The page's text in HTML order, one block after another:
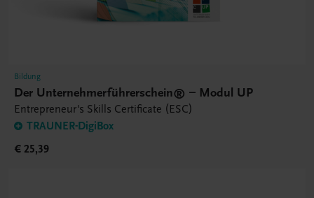
Bildung
Der Unternehmerführerschein® – Modul UP
Entrepreneur's Skills Certificate (ESC)
TRAUNER-DigiBox
€ 25,39